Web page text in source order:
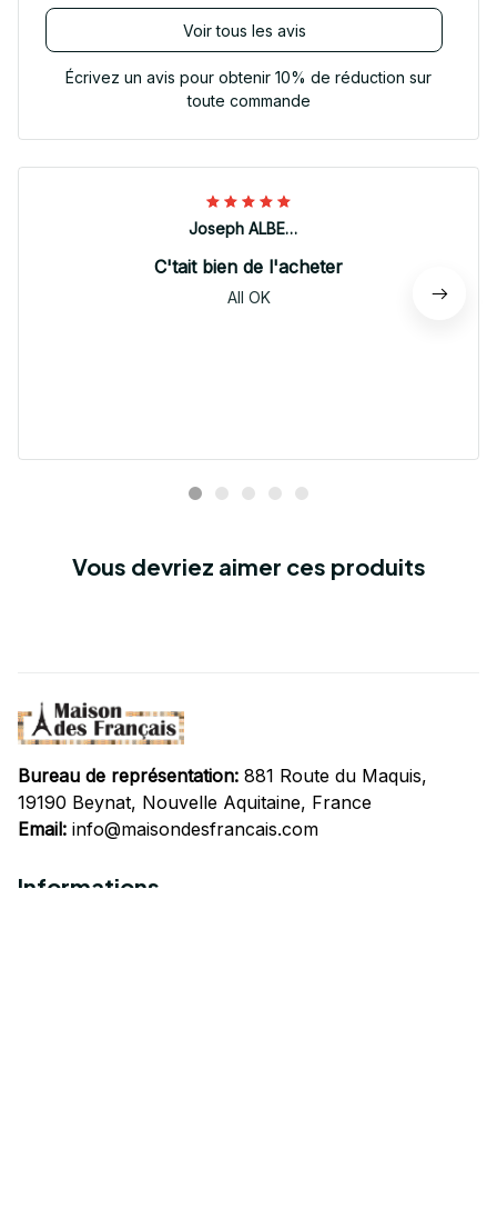
Voir tous les avis
Écrivez un avis pour obtenir 10% de réduction sur
toute commande
Joseph ALBERTINI
C'tait bien de l'acheter
All OK
Vous devriez aimer ces produits
Bureau de représentation: 881 Route du Maquis,
19190 Beynat, Nouvelle Aquitaine, France
Email: info@maisondesfrancais.com
Informations